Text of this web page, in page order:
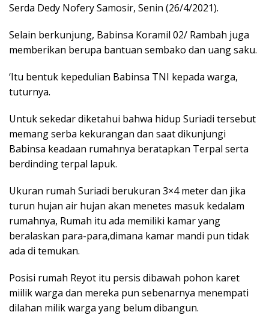
Serda Dedy Nofery Samosir, Senin (26/4/2021).
Selain berkunjung, Babinsa Koramil 02/ Rambah juga
memberikan berupa bantuan sembako dan uang saku.
‘Itu bentuk kepedulian Babinsa TNI kepada warga,
tuturnya.
Untuk sekedar diketahui bahwa hidup Suriadi tersebut
memang serba kekurangan dan saat dikunjungi
Babinsa keadaan rumahnya beratapkan Terpal serta
berdinding terpal lapuk.
Ukuran rumah Suriadi berukuran 3×4 meter dan jika
turun hujan air hujan akan menetes masuk kedalam
rumahnya, Rumah itu ada memiliki kamar yang
beralaskan para-para,dimana kamar mandi pun tidak
ada di temukan.
Posisi rumah Reyot itu persis dibawah pohon karet
miilik warga dan mereka pun sebenarnya menempati
dilahan milik warga yang belum dibangun.